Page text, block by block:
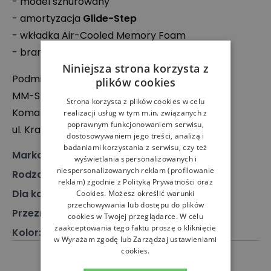
- amortyzacja Glide-Step
- wkładka Air-Cooled Memory Foam
- branding producenta
Podmiot odpowiedzialny:
MM-SPORT Maciej Maciantowicz Spółka
Komandytowa
ul. Krakowiaków 12, 32-060 Kryspinów, Polska
Marka
Skechers
Rodzaj
Obuwie, Sneakersy
Dla kogo
Dla niego
Przeznaczenie:Buty klasyczne
Kolor: Biały
Niniejsza strona korzysta z
plików cookies
Strona korzysta z plików cookies w celu
realizacji usług w tym m.in. związanych z
poprawnym funkcjonowaniem serwisu,
dostosowywaniem jego treści, analizą i
badaniami korzystania z serwisu, czy też
wyświetlania spersonalizowanych i
niespersonalizowanych reklam (profilowanie
reklam) zgodnie z Polityką Prywatności oraz
Cookies. Możesz określić warunki
przechowywania lub dostępu do plików
cookies w Twojej przeglądarce. W celu
zaakceptowania tego faktu proszę o kliknięcie
w Wyrażam zgodę lub Zarządzaj ustawieniami
cookies.